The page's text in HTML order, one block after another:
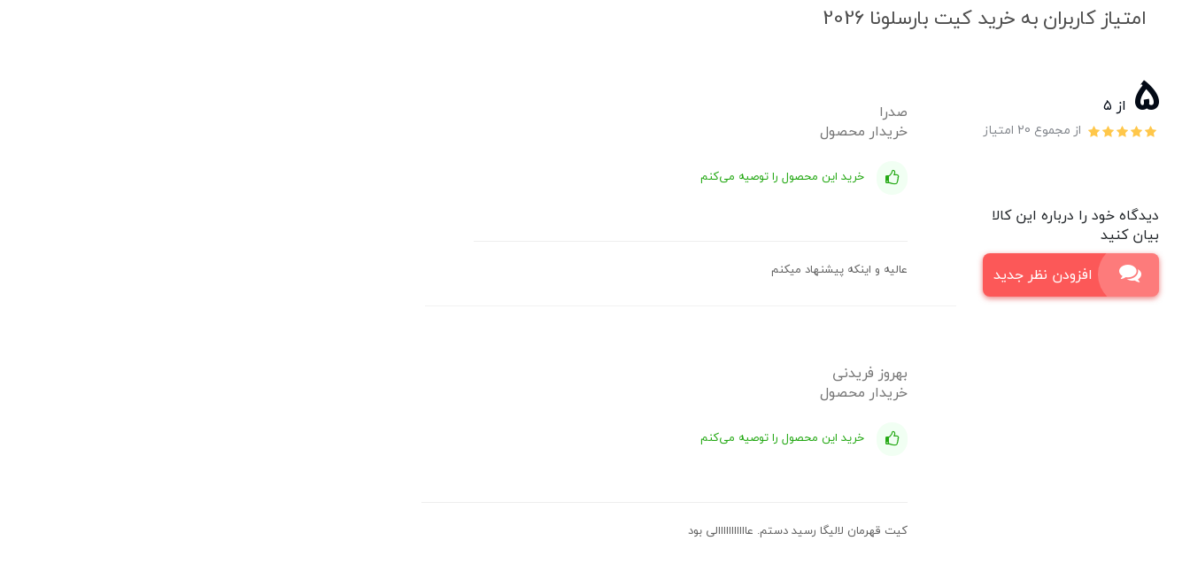
امتیاز کاربران به خرید کیت بارسلونا 2026
5 از ۵
از مجموع 20 امتیاز
دیدگاه خود را درباره این کالا
بیان کنید
افزودن نظر جدید
صدرا
خریدار محصول
خرید این محصول را توصیه می‌کنم
عالیه و اینکه پیشنهاد میکنم
بهروز فریدنی
خریدار محصول
خرید این محصول را توصیه می‌کنم
کیت قهرمان لالیگا رسید دستم. عااااااااااالی بود